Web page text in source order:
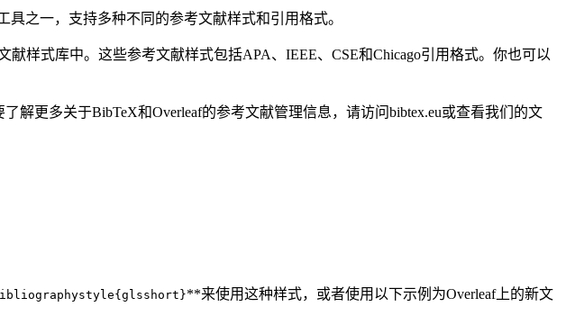
之一，支持多种不同的参考文献样式和引用格式。
样式库中。这些参考文献样式包括APA、IEEE、CSE和Chicago引用格式。你也可以
解更多关于BibTeX和Overleaf的参考文献管理信息，请访问bibtex.eu或查看我们的文
**来使用这种样式，或者使用以下示例为Overleaf上的新文